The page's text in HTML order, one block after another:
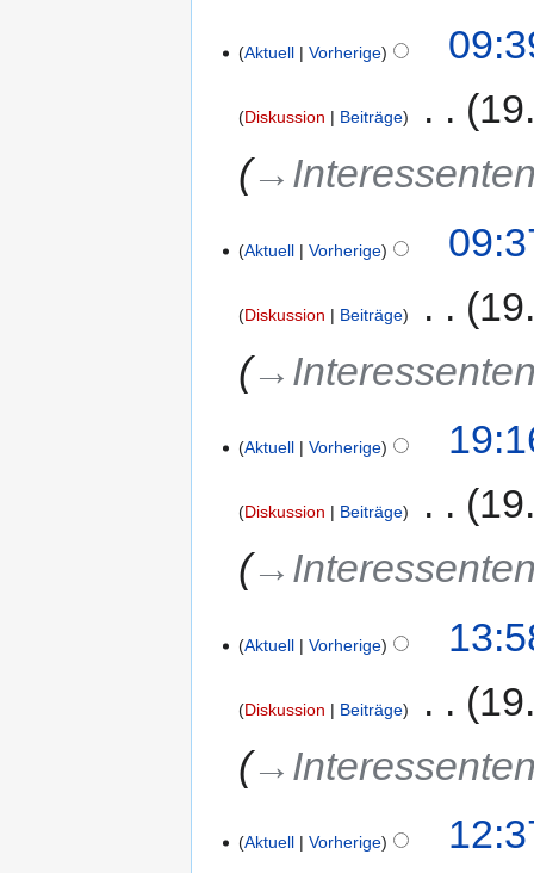
Aktuell Vorherige
Diskussion Beiträge
Aktuell Vorherige
Diskussion Beiträge
Aktuell Vorherige
Diskussion Beiträge
Aktuell Vorherige
Diskussion Beiträge
Aktuell Vorherige